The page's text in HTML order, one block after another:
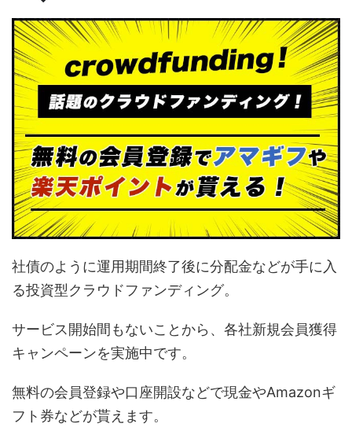
社債のように運用期間終了後に分配金などが手に入
る投資型クラウドファンディング。
サービス開始間もないことから、各社新規会員獲得
キャンペーンを実施中です。
無料の会員登録や口座開設などで現金やAmazonギ
フト券などが貰えます。